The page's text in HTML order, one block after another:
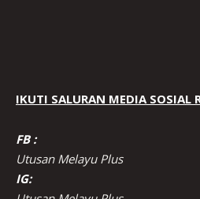
IKUTI SALURAN MEDIA SOSIAL
FB :
Utusan Melayu Plus
IG: